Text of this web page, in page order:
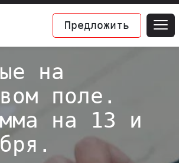
Предложить
на
поле.
на 13 и